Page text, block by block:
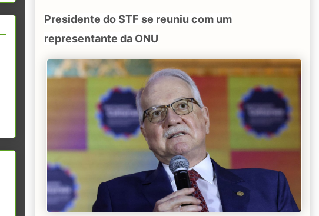
Presidente do STF se reuniu com um
representante da ONU